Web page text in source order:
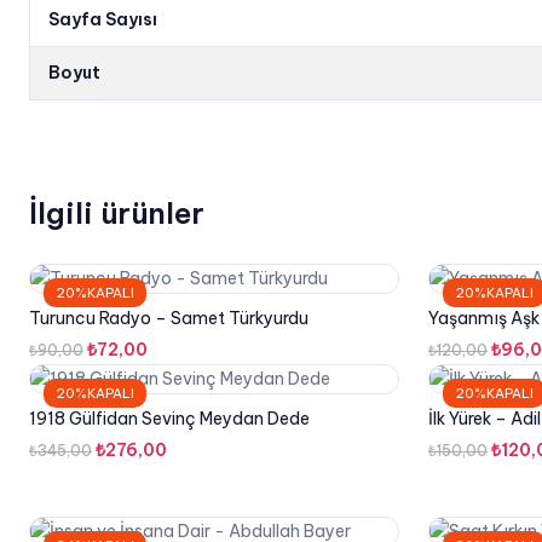
Sayfa Sayısı
Boyut
İlgili ürünler
20%KAPALI
Turuncu Radyo – Samet Türkyurdu
₺90,00 Orijinal
fiyat:
₺90,00.
₺72,00
andaki
₺72,00.
20%KAPALI
Yaşanmış
₺120,00
fiyat:
₺
20%KAPALI
1918 Gülfidan Sevinç Meydan Dede
₺345,00 Orijinal
₺276,00
₺276,00.
20%KAPALI
İlk Yürek –
₺150,00 ₺